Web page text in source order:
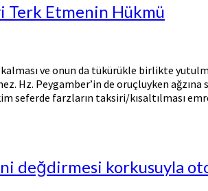
Terk Etmenin Hükmü
kalması ve onun da tükürükle birlikte
Hz. Peygamber’in de oruçluyken
seferde farzların taksiri/kısaltılması
değdirmesi korkusuyla